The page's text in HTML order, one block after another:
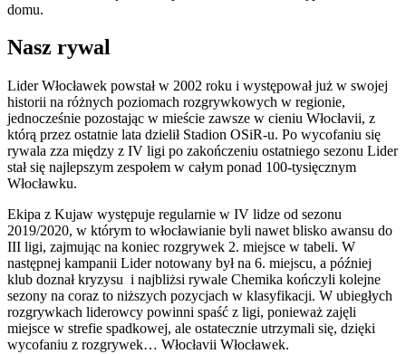
domu.
Nasz rywal
Lider Włocławek powstał w 2002 roku i występował już w swojej
historii na różnych poziomach rozgrywkowych w regionie,
jednocześnie pozostając w mieście zawsze w cieniu Włocłavii, z
którą przez ostatnie lata dzielił Stadion OSiR-u. Po wycofaniu się
rywala zza między z IV ligi po zakończeniu ostatniego sezonu Lider
stał się najlepszym zespołem w całym ponad 100-tysięcznym
Włocławku.
Ekipa z Kujaw występuje regularnie w IV lidze od sezonu
2019/2020, w którym to włocławianie byli nawet blisko awansu do
III ligi, zajmując na koniec rozgrywek 2. miejsce w tabeli. W
następnej kampanii Lider notowany był na 6. miejscu, a później
klub doznał kryzysu i najbliżsi rywale Chemika kończyli kolejne
sezony na coraz to niższych pozycjach w klasyfikacji. W ubiegłych
rozgrywkach liderowcy powinni spaść z ligi, ponieważ zajęli
miejsce w strefie spadkowej, ale ostatecznie utrzymali się, dzięki
wycofaniu z rozgrywek… Włocłavii Włocławek.